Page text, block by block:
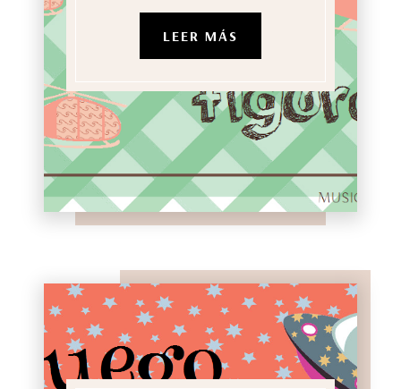
LEER MÁS